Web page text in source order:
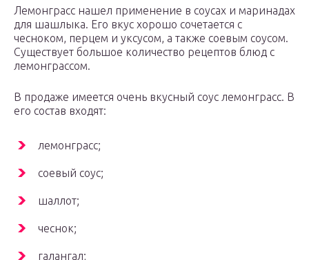
Лемонграсс нашел применение в соусах и маринадах
для шашлыка. Его вкус хорошо сочетается с
чесноком, перцем и уксусом, а также соевым соусом.
Существует большое количество рецептов блюд с
лемонграссом.
В продаже имеется очень вкусный соус лемонграсс. В
его состав входят:
лемонграсс;
соевый соус;
шаллот;
чеснок;
галангал;